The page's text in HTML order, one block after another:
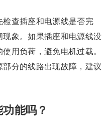
查插座和电源线是否完
象。如果插座和电源线没
用负荷，避免电机过载。
分的线路出现故障，建议
能吗？